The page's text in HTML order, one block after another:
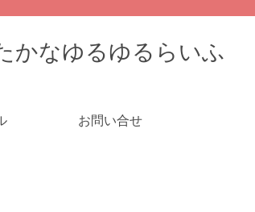
かなゆるゆるらいふ
お問い合せ